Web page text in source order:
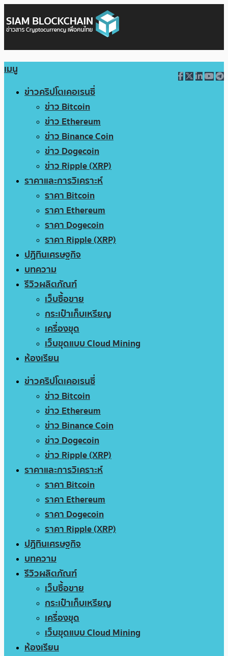
เมนู
ข่าวคริปโตเคอเรนซี่
ข่าว Bitcoin
ข่าว Ethereum
ข่าว Binance Coin
ข่าว Dogecoin
ข่าว Ripple (XRP)
ราคาและการวิเคราะห์
ราคา Bitcoin
ราคา Ethereum
ราคา Dogecoin
ราคา Ripple (XRP)
ปฏิทินเศรษฐกิจ
บทความ
รีวิวผลิตภัณฑ์
เว็บซื้อขาย
กระเป๋าเก็บเหรียญ
เครื่องขุด
เว็บขุดแบบ Cloud Mining
ห้องเรียน
ข่าวคริปโตเคอเรนซี่
ข่าว Bitcoin
ข่าว Ethereum
ข่าว Binance Coin
ข่าว Dogecoin
ข่าว Ripple (XRP)
ราคาและการวิเคราะห์
ราคา Bitcoin
ราคา Ethereum
ราคา Dogecoin
ราคา Ripple (XRP)
ปฏิทินเศรษฐกิจ
บทความ
รีวิวผลิตภัณฑ์
เว็บซื้อขาย
กระเป๋าเก็บเหรียญ
เครื่องขุด
เว็บขุดแบบ Cloud Mining
ห้องเรียน